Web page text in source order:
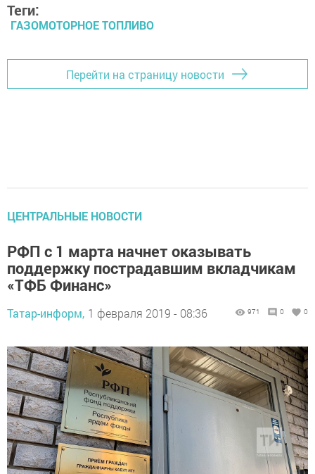
Теги:
ГАЗОМОТОРНОЕ ТОПЛИВО
Перейти на страницу новости
ЦЕНТРАЛЬНЫЕ НОВОСТИ
РФП с 1 марта начнет оказывать
поддержку пострадавшим вкладчикам
«ТФБ Финанс»
Татар-информ, 1 февраля 2019 - 08:36 971 0 0